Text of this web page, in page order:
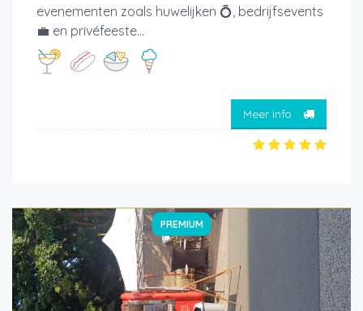
evenementen zoals huwelijken 💍, bedrijfsevents
💼 en privéfeeste...
Meer info
PREMIUM